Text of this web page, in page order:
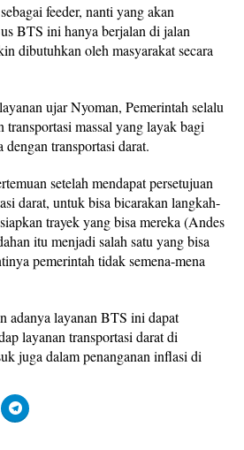
feeder, nanti yang akan
BTS ini hanya berjalan di jalan
dibutuhkan oleh masyarakat secara
ujar Nyoman, Pemerintah selalu
transportasi massal yang layak bagi
dengan transportasi darat.
setelah mendapat persetujuan
darat, untuk bisa bicarakan langkah-
trayek yang bisa mereka (Andes
itu menjadi salah satu yang bisa
pemerintah tidak semena-mena
adanya layanan BTS ini dapat
layanan transportasi darat di
juga dalam penanganan inflasi di